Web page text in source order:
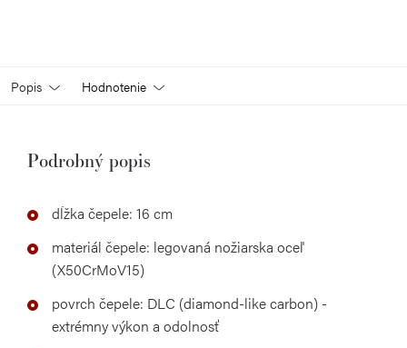
Popis Hodnotenie
Podrobný popis
dĺžka čepele: 16 cm
materiál čepele: legovaná nožiarska oceľ
(X50CrMoV15)
povrch čepele: DLC (diamond-like carbon) -
extrémny výkon a odolnosť